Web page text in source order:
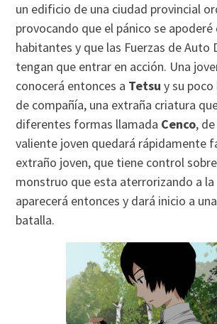
un edificio de una ciudad provincial
provocando que el pánico se apoderé
habitantes y que las Fuerzas de Auto
tengan que entrar en acción. Una
conocerá entonces a Tetsu y su
de compañía, una extraña criatura
diferentes formas llamada Cenco,
valiente joven quedará rápidamente
extraño joven, que tiene control
monstruo que esta aterrorizando a la
aparecerá entonces y dará inicio a
batalla.